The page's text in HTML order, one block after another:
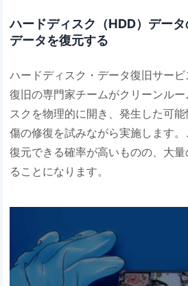
ハードディスク（HDD）デー
データを復元する
ハードディスク・データ復旧サー
復旧の専門家チームがクリーンル
スクを物理的に開き、発生した可
傷の修復を試みながら実施します
復元できる確率が高いものの、大
ることになります。